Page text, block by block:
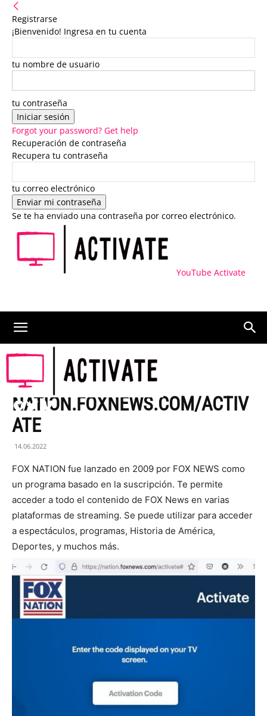
Registrarse
¡Bienvenido! Ingresa en tu cuenta
tu nombre de usuario
tu contraseña
Forgot your password? Get help
Recuperación de contraseña
Recupera tu contraseña
tu correo electrónico
Se te ha enviado una contraseña por correo electrónico.
YouTube Activate
ACTIVAR
NATION.FOXNEWS.COM/ACTIV
ATE
14.06.2022
FOX NATION fue lanzado en 2009 por FOX NEWS como
un programa basado en la suscripción. Te permite
acceder a todo el contenido de FOX News en varias
plataformas de streaming. Se puede utilizar para acceder
a espectáculos, programas, Historia de América,
Deportes, y muchos más.